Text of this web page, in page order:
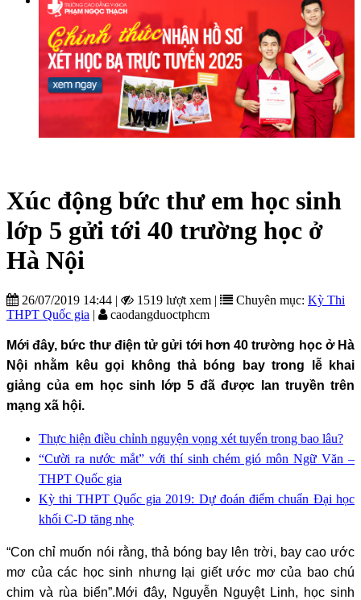
Xúc động bức thư em học sinh
lớp 5 gửi tới 40 trường học ở
Hà Nội
26/07/2019 14:44 | 1519 lượt xem | Chuyên mục: Kỳ Thi
THPT Quốc gia | caodangduoctphcm
Mới đây, bức thư điện tử gửi tới hơn 40 trường học ở Hà
Nội nhằm kêu gọi không thả bóng bay trong lễ khai
giảng của em học sinh lớp 5 đã được lan truyền trên
mạng xã hội.
Thực hiện điều chỉnh nguyện vọng xét tuyển trong bao lâu?
“Cười ra nước mắt” với thí sinh chém gió môn Ngữ Văn –
THPT Quốc gia
Kỳ thi THPT Quốc gia 2019: Dự đoán điểm chuẩn Đại học
khối C-D tăng nhẹ
“Con chỉ muốn nói rằng, thả bóng bay lên trời, bay cao ước
mơ của các học sinh nhưng lại giết ước mơ của bao chú
chim và rùa biển”.Mới đây, Nguyễn Nguyệt Linh, học sinh